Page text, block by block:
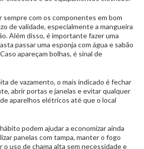
com os componentes em bom
de validade, especialmente a mangueira
Além disso, é importante fazer uma
passar uma esponja com água e sabão
apareçam bolhas, é sinal de
de vazamento, o mais indicado é fechar
abrir portas e janelas e evitar qualquer
aparelhos elétricos até que o local
podem ajudar a economizar ainda
panelas com tampa, manter o fogo
o uso de chama alta sem necessidade e